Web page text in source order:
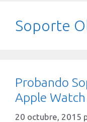
Soporte
Probando
Apple Watch
20 octubre, 2015